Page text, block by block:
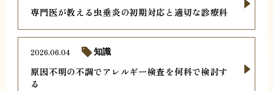
専門医が教える虫垂炎の初期対応と適切な診療科
原因不明の不調でアレルギー検査を何科で検討す
る
2026.06.04 知識